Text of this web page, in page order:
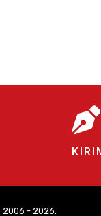
2006 - 2026.